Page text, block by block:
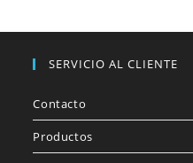
SERVICIO AL CLIENTE
Contacto
Productos